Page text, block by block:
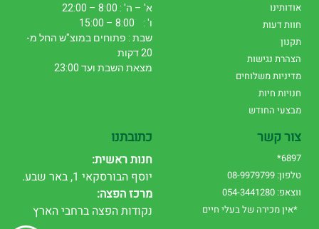
אודותינו
חוות דעות
תקנון
הצהרת נגישות
מדיניות משלוחים
חנויות חיות
מבצעי החודש
א' – ה' : 8:00 – 22:00
ו' : 8:00 – 15:00
שבת : פתוחים במוצ"ש החל מ-
20 דקות
מצאת השבת ועד 23:00
צור קשר
6897*
טלפון: 08-9979799
ווצאפ: 054-3441280
*אין מכירה של בעלי חיים
כתובתנו
חנות ראשית:
יוסף הבורסקאי 1, באר שבע.
מרכז הפצה:
נקודות הפצה ברחבי הארץ